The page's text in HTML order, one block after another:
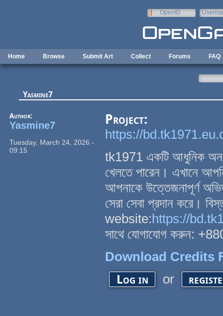
OpenID
Home Browse Submit Art Collect Forums FAQ
Yasmine7
Author:
Yasmine7
Tuesday, March 24, 2026 -
09:15
Project:
https://
tk1971 একটি আধুনিক
খেলতে পারেন। এখানে
আপনাকে উত্তেজনাপূর্ণ
সেরা সেবা প্রদান করে।
website:https://
সাথে যোগাযোগ করুন:
Download Credits
Log in or